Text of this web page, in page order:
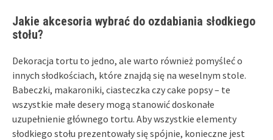
Jakie akcesoria wybrać do ozdabiania słodkiego
stołu?
Dekoracja tortu to jedno, ale warto również pomyśleć o
innych słodkościach, które znajdą się na weselnym stole.
Babeczki, makaroniki, ciasteczka czy cake popsy – te
wszystkie małe desery mogą stanowić doskonałe
uzupełnienie głównego tortu. Aby wszystkie elementy
słodkiego stołu prezentowały się spójnie, konieczne jest